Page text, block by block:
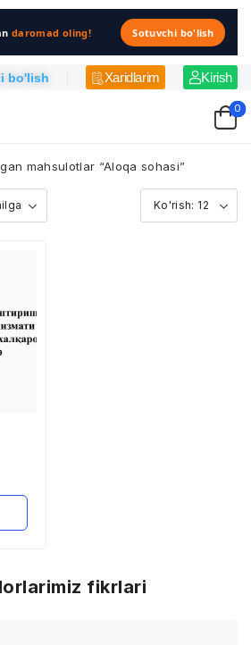
daromad oling! Sotuvchi bo'lish
bo'lish Xaridlarim Kirish
0
mahsulotlar “Aloqa sohasi”
fikrlari